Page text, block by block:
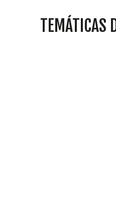
TEMÁTICAS